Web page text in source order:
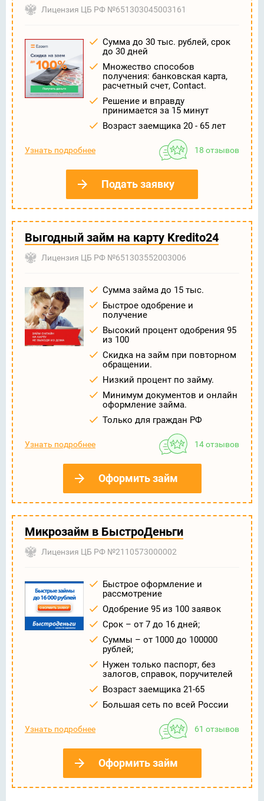
Лицензия ЦБ РФ №651303045003161
Сумма до 30 тыс. рублей, срок
до 30 дней
Множество способов
получения: банковская карта,
расчетный счет, Contact.
Решение и вправду
принимается за 15 минут
Возраст заемщика 20 - 65 лет
Узнать подробнее 18 отзывов
Подать заявку
Выгодный займ на карту Kredito24
Лицензия ЦБ РФ №651303552003006
Сумма займа до 15 тыс.
Быстрое одобрение и
получение
Высокий процент одобрения 95
из 100
Скидка на займ при повторном
обращении.
Низкий процент по займу.
Минимум документов и онлайн
оформление займа.
Только для граждан РФ
Узнать подробнее 14 отзывов
Оформить займ
Микрозайм в БыстроДеньги
Лицензия ЦБ РФ №2110573000002
Быстрое оформление и
рассмотрение
Одобрение 95 из 100 заявок
Срок – от 7 до 16 дней;
Суммы – от 1000 до 100000
рублей;
Нужен только паспорт, без
залогов, справок, поручителей
Возраст заемщика 21-65
Большая сеть по всей России
Узнать подробнее 61 отзывов
Оформить займ